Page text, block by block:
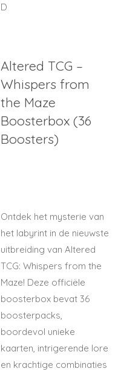
D
Altered TCG –
Whispers from
the Maze
Boosterbox (36
Boosters)
Ontdek het mysterie van
het labyrint in de nieuwste
uitbreiding van Altered
TCG: Whispers from the
Maze! Deze officiële
boosterbox bevat 36
boosterpacks,
boordevol unieke
kaarten, intrigerende lore
en krachtige combinaties